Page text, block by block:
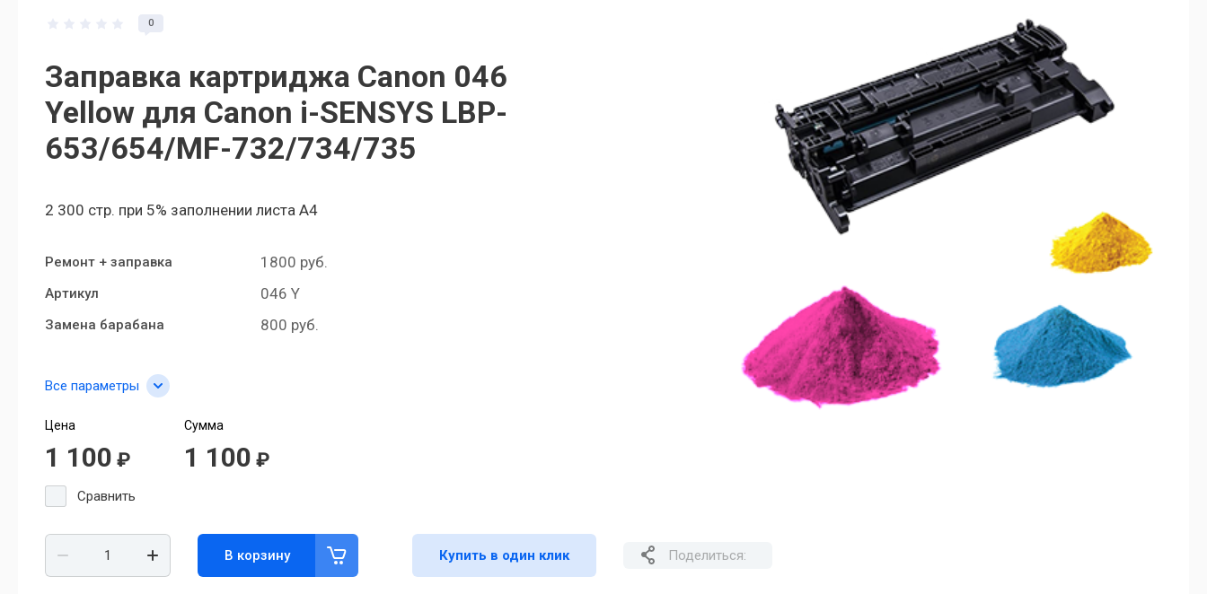
0
Заправка картриджа Canon 046
Yellow для Canon i-SENSYS LBP-
653/654/MF-732/734/735
2 300 стр. при 5% заполнении листа А4
Ремонт + заправка 1800 руб.
Артикул 046 Y
Замена барабана 800 руб.
Все параметры
Цена
1 100 ₽
Сумма
1 100 ₽
Сравнить
В корзину Купить в один клик Поделиться: